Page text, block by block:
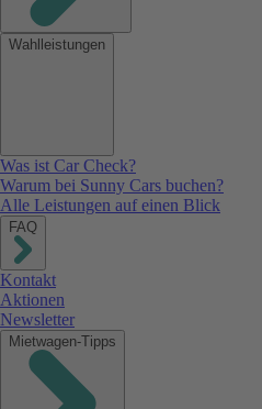
Wahlleistungen
Was ist Car Check?
Warum bei Sunny Cars buchen?
Alle Leistungen auf einen Blick
FAQ
Kontakt
Aktionen
Newsletter
Mietwagen-Tipps